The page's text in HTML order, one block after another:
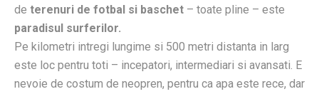
de terenuri de fotbal si baschet – toate pline – este
paradisul surferilor.
Pe kilometri intregi lungime si 500 metri distanta in larg
este loc pentru toti – incepatori, intermediari si avansati. E
nevoie de costum de neopren, pentru ca apa este rece, dar